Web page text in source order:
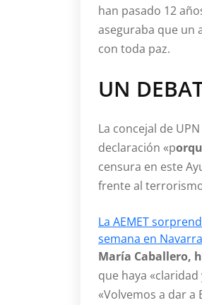
han pasado 12
aseguraba que un
con toda paz.
UN
La concejal de
declaración «p
censura en este
frente al terrorismo
La AEMET
semana en Navarra
María Caballero,
que haya
«Volvemos a dar